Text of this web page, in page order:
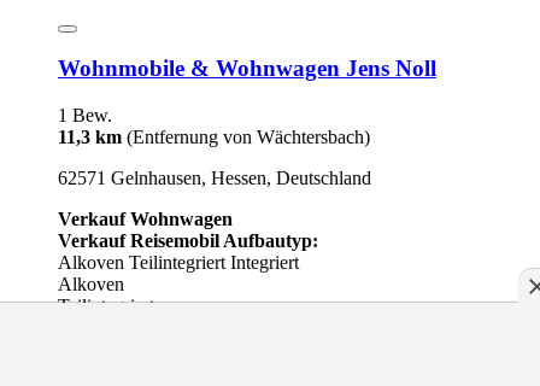
Wohnmobile & Wohnwagen Jens Noll
1 Bew.
11,3 km (Entfernung von Wächtersbach)
62571 Gelnhausen, Hessen, Deutschland
Verkauf Wohnwagen
Verkauf Reisemobil Aufbautyp:
Alkoven Teilintegriert Integriert
Alkoven
Teilintegriert